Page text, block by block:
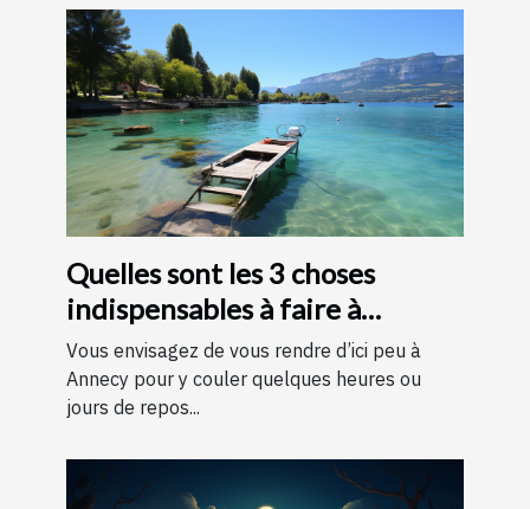
Quelles sont les 3 choses
indispensables à faire à
Annecy ?
Vous envisagez de vous rendre d’ici peu à
Annecy pour y couler quelques heures ou
jours de repos...